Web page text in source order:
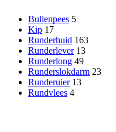
Bullenpees 5
Kip 17
Runderhuid 163
Runderlever 13
Runderlong 49
Runderslokdarm 23
Runderuier 13
Rundvlees 4